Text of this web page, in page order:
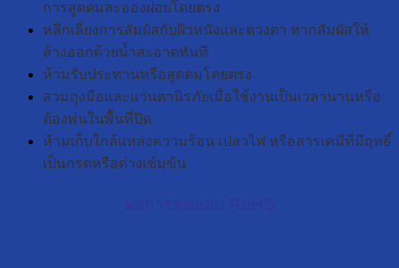
การสูดดมละอองฝอยโดยตรง
หลีกเลี่ยงการสัมผัสกับผิวหนังและดวงตา หากสัมผัสให้
ล้างออกด้วยน้ำสะอาดทันที
ห้ามรับประทานหรือสูดดมโดยตรง
สวมถุงมือและแว่นตานิรภัยเมื่อใช้งานเป็นเวลานานหรือ
ต้องพ่นในพื้นที่ปิด
ห้ามเก็บใกล้แหล่งความร้อน เปลวไฟ หรือสารเคมีที่มีฤทธิ์
เป็นกรดหรือด่างเข้มข้น